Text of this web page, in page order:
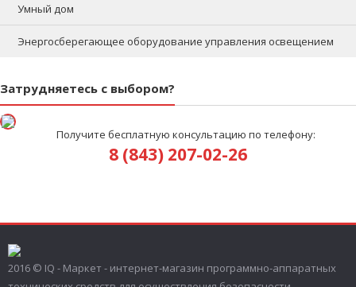
Умный дом
Энергосберегающее оборудование управления освещением
Затрудняетесь с выбором?
Получите бесплатную консультацию по телефону:
8 (843) 207-02-26
2016 © IQ - Маркет - интернет-магазин программно-аппаратных